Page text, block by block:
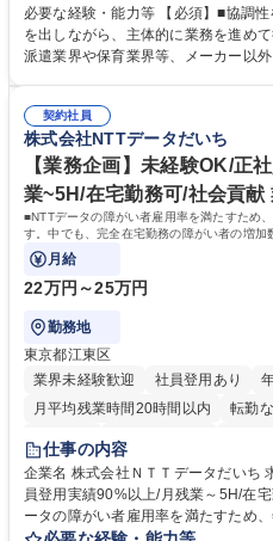
善をお任せ。 【教育制度】ご入社後、育成担当とペアになりながらOJTに
て業務を覚えていただくことが可能
れているため、スムーズに仕事に慣
募集職種 【大阪・京都・滋賀】営業
必要な経験・能力等 【必須】■協調
を出しながら、主体的に業務を進め
派遣業界や保育業界等、メーカー以
えて、お客様や社員の状況に合わせ
待され。組織を支えるスペシャリス
社員から頼られる存在になることが
務の持ち帰りも禁止されており、メリ
歴・資格 学歴：大学院 大学 高専 短大
契約社員
株式会社NTTデータだいち
【業務企画】未経験OK/正
業~5H/在宅勤務可/社会貢献
■NTTデータの障がい者雇用率を満たすため
す。中でも、完全在宅勤務の障がい者の増加
っていただきます。
月給
22万円～25万円
勤務地
東京都江東区
業界未経験歓迎
社員登用あり
月平均残業時間20時間以内
転勤
育休あり
完全週休2日制
仕事の内容
企業名 株式会社ＮＴＴデータだいち 求人名 【業務企画】未経験OK/正社
員登用実績90%以上/月残業～5H/在宅勤務可/社会
ータの障がい者雇用率を満たすため
ています。中でも、完全在宅勤務の